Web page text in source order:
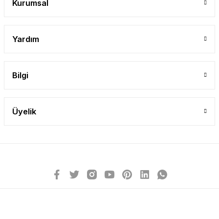
Kurumsal
Yardım
Bilgi
Üyelik